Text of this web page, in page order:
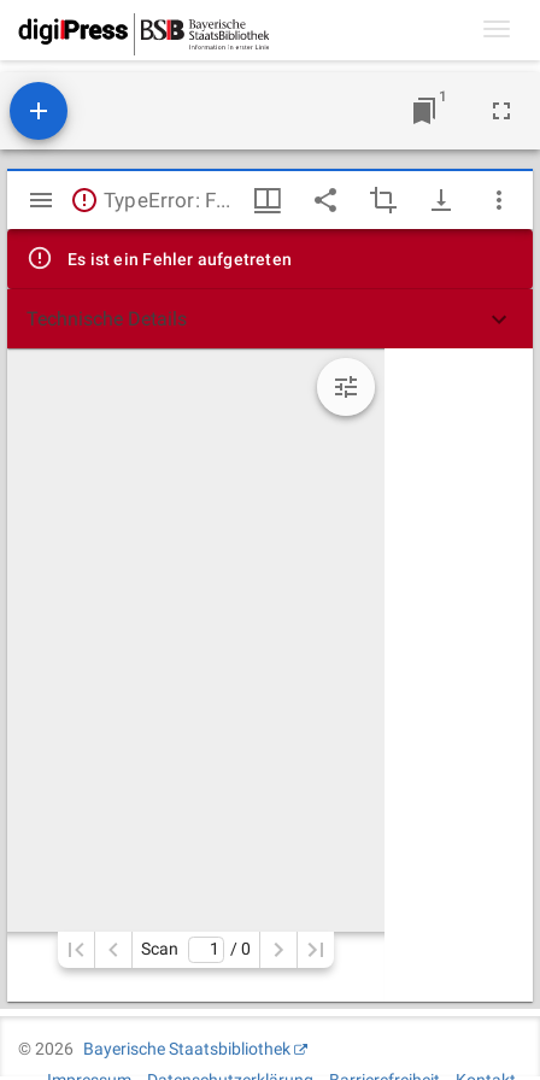
1
Mirador
Viewer
TypeError: Failed to fetch
Es ist ein Fehler aufgetreten
Technische Details
Scan / 0
©2026
Bayerische Staatsbibliothek